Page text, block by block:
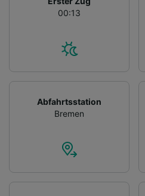
00:13
Abfahrtsstation
Bremen